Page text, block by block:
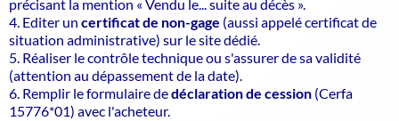
précisant la mention « Vendu le... suite au décès ».
Editer un certificat de non-gage (aussi appelé certificat de
situation administrative) sur le site dédié.
Réaliser le contrôle technique ou s'assurer de sa validité
(attention au dépassement de la date).
Remplir le formulaire dedéclaration de cession (Cerfa
15776*01) avec l'acheteur.